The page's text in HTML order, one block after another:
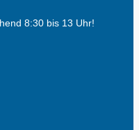
8:30 bis 13 Uhr!